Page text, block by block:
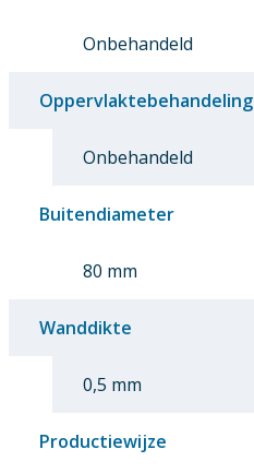
Onbehandeld
Oppervlaktebehandeling
Onbehandeld
Buitendiameter
80 mm
Wanddikte
0,5 mm
Productiewijze